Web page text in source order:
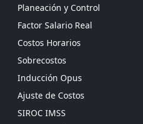
Planeación y Control
Factor Salario Real
Costos Horarios
Sobrecostos
Inducción Opus
Ajuste de Costos
SIROC IMSS